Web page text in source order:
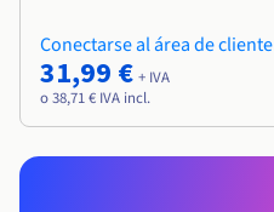
Conectarse al área de cliente
31,99 € + IVA
o 38,71 € IVA incl.